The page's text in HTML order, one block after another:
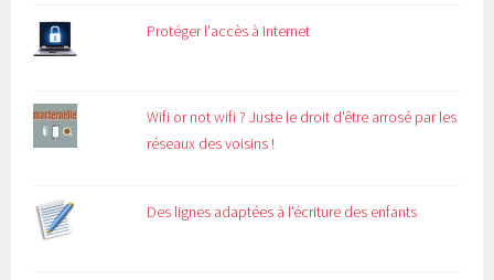
Protéger l'accès à Internet
Wifi or not wifi ? Juste le droit d'être arrosé par les
réseaux des voisins !
Des lignes adaptées à l'écriture des enfants